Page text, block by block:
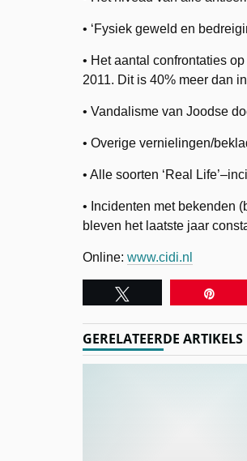
• ‘Fysiek geweld en
• Het aantal confrontaties
2011. Dit is 40% meer dan
• Vandalisme van Joodse
• Overige vernielingen/
• Alle soorten ‘Real
• Incidenten met bekenden
bleven het laatste jaar
Online: www.cidi.nl
GERELATEERDE ARTIKELS